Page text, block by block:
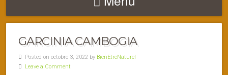
GARCINIA CAMBOGIA
Posted on octobre 3, 2022 by BienEtreNaturel
Leave a Comment